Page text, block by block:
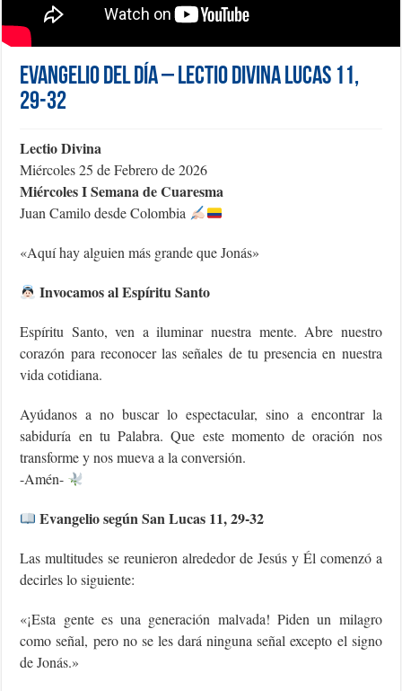
Evangelio del día – Lectio Divina Lucas 11,
29-32
Lectio Divina
Miércoles 25 de Febrero de 2026
Miércoles I Semana de Cuaresma
Juan Camilo desde Colombia
«Aquí hay alguien más grande que Jonás»
Invocamos al Espíritu Santo
Espíritu Santo, ven a iluminar nuestra mente. Abre nuestro
corazón para reconocer las señales de tu presencia en nuestra
vida cotidiana.
Ayúdanos a no buscar lo espectacular, sino a encontrar la
sabiduría en tu Palabra. Que este momento de oración nos
transforme y nos mueva a la conversión.
-Amén-
Evangelio según San Lucas 11, 29-32
Las multitudes se reunieron alrededor de Jesús y Él comenzó a
decirles lo siguiente:
«¡Esta gente es una generación malvada! Piden un milagro
como señal, pero no se les dará ninguna señal excepto el signo
de Jonás.»